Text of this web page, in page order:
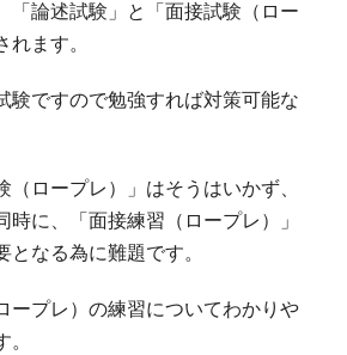
「論述試験」と「面接試験（ロー
れます。
験ですので勉強すれば対策可能な
（ロープレ）」はそうはいかず、
時に、「面接練習（ロープレ）」
となる為に難題です。
ープレ）の練習についてわかりや
。